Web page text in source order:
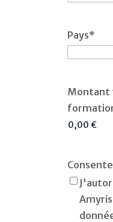
Pays*
Montant